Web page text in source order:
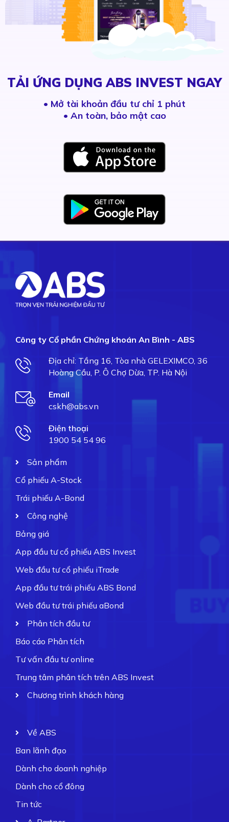
TẢI ỨNG DỤNG ABS INVEST NGAY
• Mở tài khoản đầu tư chỉ 1 phút
• An toàn, bảo mật cao
Công ty Cổ phần Chứng khoán An Bình - ABS
Địa chỉ: Tầng 16, Tòa nhà GELEXIMCO, 36
Hoàng Cầu, P. Ô Chợ Dừa, TP. Hà Nội
Email
cskh@abs.vn
Điện thoại
1900 54 54 96
Sản phẩm
Cổ phiếu A-Stock
Trái phiếu A-Bond
Công nghệ
Bảng giá
App đầu tư cổ phiếu ABS Invest
Web đầu tư cổ phiếu iTrade
App đầu tư trái phiếu ABS Bond
Web đầu tư trái phiếu aBond
Phân tích đầu tư
Báo cáo Phân tích
Tư vấn đầu tư online
Trung tâm phân tích trên ABS Invest
Chương trình khách hàng
Về ABS
Ban lãnh đạo
Dành cho doanh nghiệp
Dành cho cổ đông
Tin tức